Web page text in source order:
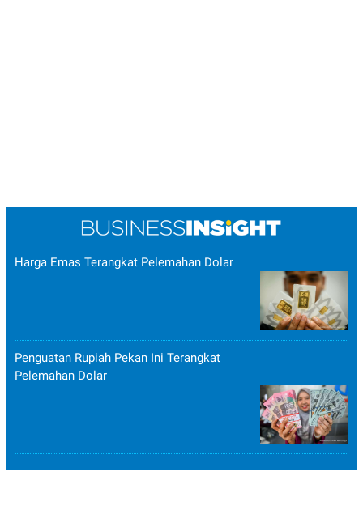
Harga Emas Terangkat Pelemahan Dolar
Penguatan Rupiah Pekan Ini Terangkat
Pelemahan Dolar